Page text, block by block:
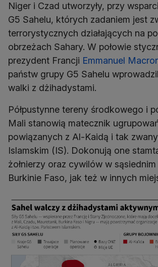
Niger i Czad utworzyły, przy
G5 Sahelu, których zadaniem jest
terrorystycznych działających na
obrzeżach Sahary. W połowie
prezydent Francji Emmanuel
państw grupy G5 Sahelu
walki z dżihadystami.
Półpustynne tereny środkowego i
Mali stanowią matecznik
powiązanych z Al-Kaidą i tak
Islamskim (IS). Dokonują one
żołnierzy oraz cywilów w
Burkinie Faso, jak też w innych